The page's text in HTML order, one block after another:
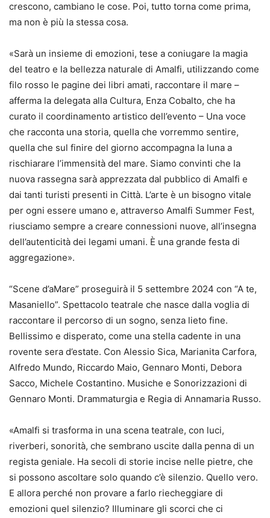
crescono, cambiano le cose. Poi, tutto torna come prima,
ma non è più la stessa cosa.
«Sarà un insieme di emozioni, tese a coniugare la magia
del teatro e la bellezza naturale di Amalfi, utilizzando come
filo rosso le pagine dei libri amati, raccontare il mare –
afferma la delegata alla Cultura, Enza Cobalto, che ha
curato il coordinamento artistico dell’evento – Una voce
che racconta una storia, quella che vorremmo sentire,
quella che sul finire del giorno accompagna la luna a
rischiarare l’immensità del mare. Siamo convinti che la
nuova rassegna sarà apprezzata dal pubblico di Amalfi e
dai tanti turisti presenti in Città. L’arte è un bisogno vitale
per ogni essere umano e, attraverso Amalfi Summer Fest,
riusciamo sempre a creare connessioni nuove, all’insegna
dell’autenticità dei legami umani. È una grande festa di
aggregazione».
“Scene d’aMare” proseguirà il 5 settembre 2024 con “A te,
Masaniello”. Spettacolo teatrale che nasce dalla voglia di
raccontare il percorso di un sogno, senza lieto fine.
Bellissimo e disperato, come una stella cadente in una
rovente sera d’estate. Con Alessio Sica, Marianita Carfora,
Alfredo Mundo, Riccardo Maio, Gennaro Monti, Debora
Sacco, Michele Costantino. Musiche e Sonorizzazioni di
Gennaro Monti. Drammaturgia e Regia di Annamaria Russo.
«Amalfi si trasforma in una scena teatrale, con luci,
riverberi, sonorità, che sembrano uscite dalla penna di un
regista geniale. Ha secoli di storie incise nelle pietre, che
si possono ascoltare solo quando c’è silenzio. Quello vero.
E allora perché non provare a farlo riecheggiare di
emozioni quel silenzio? Illuminare gli scorci che ci